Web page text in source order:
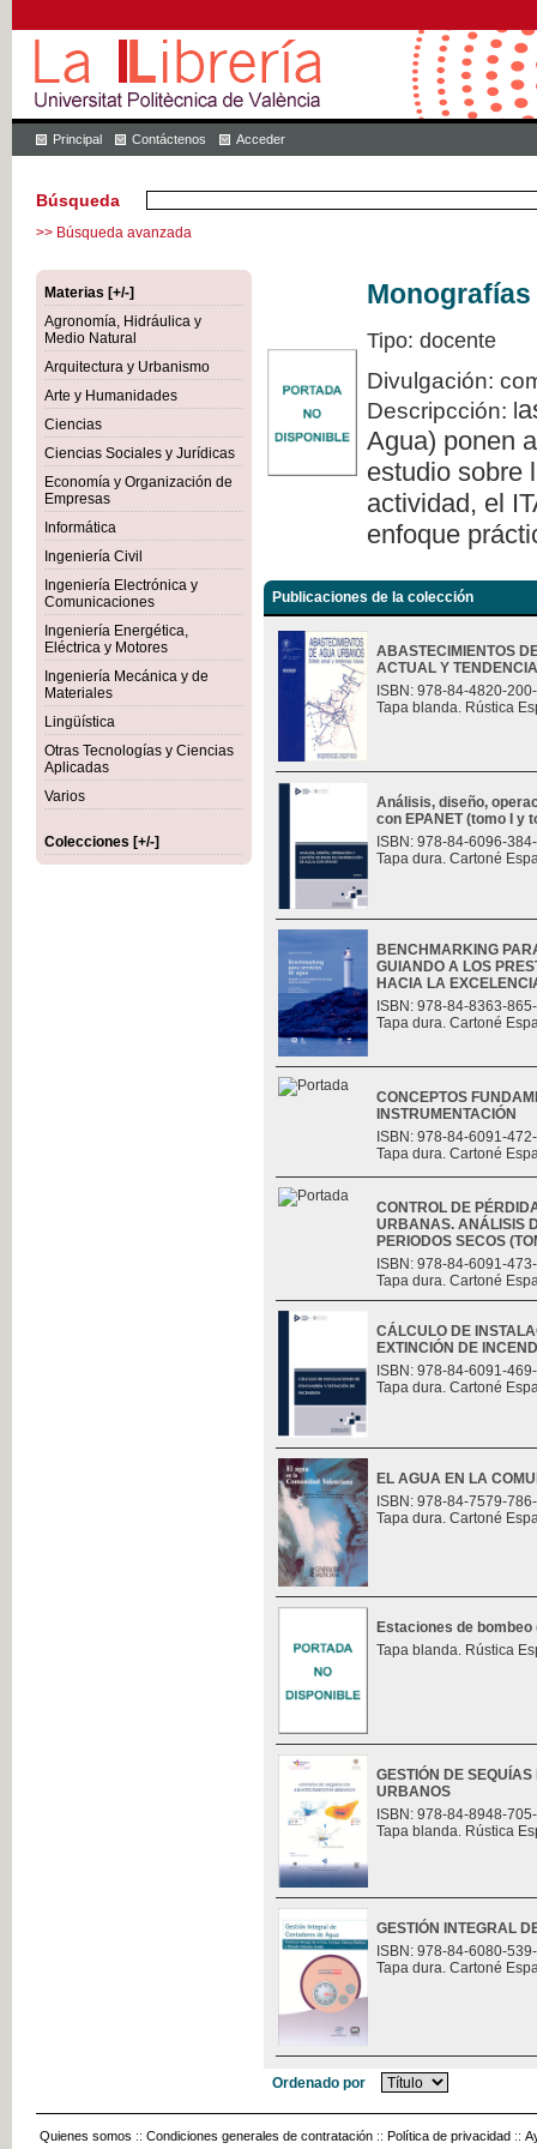
Principal Contáctenos Acceder
Búsqueda
>> Búsqueda avanzada
Materias [+/-]
Agronomía, Hidráulica y
Medio Natural
Arquitectura y Urbanismo
Arte y Humanidades
Ciencias
Ciencias Sociales y Jurídicas
Economía y Organización de
Empresas
Informática
Ingeniería Civil
Ingeniería Electrónica y
Comunicaciones
Ingeniería Energética,
Eléctrica y Motores
Ingeniería Mecánica y de
Materiales
Lingüística
Otras Tecnologías y Ciencias
Aplicadas
Varios
Colecciones [+/-]
Tipo: docente
Divulgación:
Descripcción: l
Agua) ponen
estudio sobre
actividad, el
enfoque
Publicaciones de la colección
ABASTECIMIENTOS
ACTUAL Y
ISBN: 978-84-4820-
Tapa blanda. Rústica
Análisis, diseño,
con EPANET (tomo I y
ISBN: 978-84-6096-
Tapa dura. Cartoné
BENCHMARKING
GUIANDO A LOS
HACIA LA
ISBN: 978-84-8363-
Tapa dura. Cartoné
CONCEPTOS
INSTRUMENTACIÓN
ISBN: 978-84-6091-
Tapa dura. Cartoné
CONTROL DE
URBANAS. ANÁLISIS
PERIODOS SECOS
ISBN: 978-84-6091-
Tapa dura. Cartoné
CÁLCULO DE
EXTINCIÓN DE
ISBN: 978-84-6091-
Tapa dura. Cartoné
EL AGUA EN LA
ISBN: 978-84-7579-
Tapa dura. Cartoné
Estaciones de bombeo
Tapa blanda. Rústica
GESTIÓN DE
URBANOS
ISBN: 978-84-8948-
Tapa blanda. Rústica
GESTIÓN INTEGRAL
ISBN: 978-84-6080-
Tapa dura. Cartoné
Ordenado por
Quienes somos :: Condiciones generales de contratación :: Política de privacidad ::